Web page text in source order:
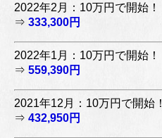
2022年2月：10万円で開始！
⇒ 333,300円
2022年1月：10万円で開始！
⇒ 559,390円
2021年12月：10万円で開始！
⇒ 432,950円